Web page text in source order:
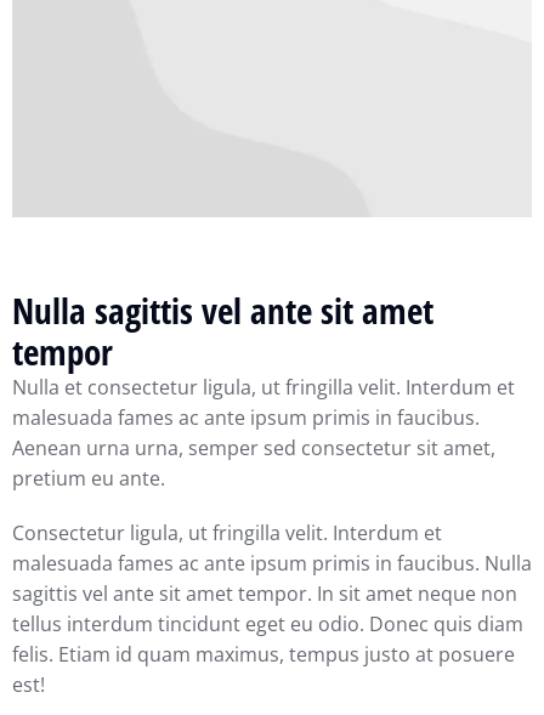
Nulla sagittis vel ante sit amet
tempor
Nulla et consectetur ligula, ut fringilla velit. Interdum et
malesuada fames ac ante ipsum primis in faucibus.
Aenean urna urna, semper sed consectetur sit amet,
pretium eu ante.
Consectetur ligula, ut fringilla velit. Interdum et
malesuada fames ac ante ipsum primis in faucibus. Nulla
sagittis vel ante sit amet tempor. In sit amet neque non
tellus interdum tincidunt eget eu odio. Donec quis diam
felis. Etiam id quam maximus, tempus justo at posuere
est!